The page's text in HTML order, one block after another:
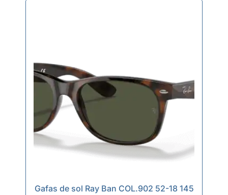
Gafas de sol Ray Ban COL.902 52-18 145